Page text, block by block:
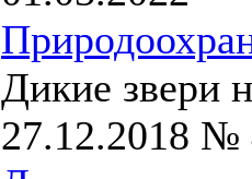
Дикие звери
27.12.2018 №